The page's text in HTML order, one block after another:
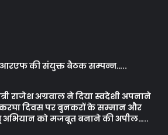
की संयुक्त बैठक सम्पन्न…..
राजेश अग्रवाल ने दिया स्वदेशी अपनाने
दिवस पर बुनकरों के सम्मान और
को मजबूत बनाने की अपील…..